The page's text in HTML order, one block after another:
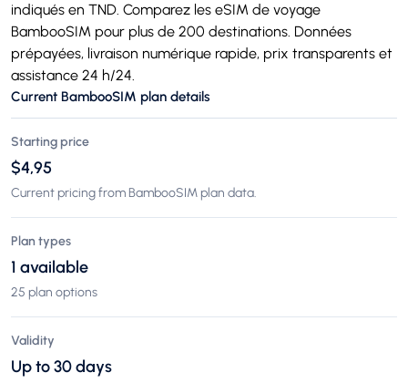
indiqués en TND. Comparez les eSIM de voyage
BambooSIM pour plus de 200 destinations. Données
prépayées, livraison numérique rapide, prix transparents et
assistance 24 h/24.
Current BambooSIM plan details
Starting price
$4,95
Current pricing from BambooSIM plan data.
Plan types
1 available
25 plan options
Validity
Up to 30 days